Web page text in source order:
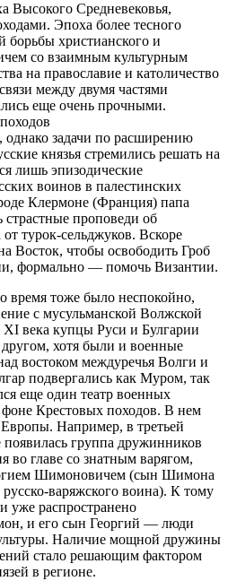
Высокого Средневековья,
Эпоха более тесного
борьбы христианского и
со взаимным культурным
на православие и католичество
между двумя частями
еще очень прочными.
однако задачи по расширению
князья стремились решать на
лишь эпизодические
воинов в палестинских
Клермоне (Франция) папа
проповеди об
турок-сельджуков. Вскоре
Восток, чтобы освободить Гроб
формально — помочь Византии.
время тоже было неспокойно,
с мусульманской Волжской
века купцы Руси и Булгарии
хотя были и военные
востоком междуречья Волги и
подвергались как Муром, так
еще один театр военных
Крестовых походов. В нем
Например, в третьей
появилась группа дружинников
во главе со знатным варягом,
Шимоновичем (сын Шимона
варяжского воина). К тому
уже распространено
и его сын Георгий — люди
Наличие мощной дружины
стало решающим фактором
в регионе.